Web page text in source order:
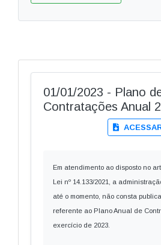
01/01/2023 - Plano
Contratações Anual
Em atendimento ao disposto no
Lei nº 14.133/2021, a
até o momento, não consta
referente ao Plano Anual de
exercício de 2023.